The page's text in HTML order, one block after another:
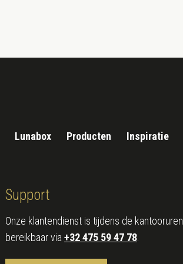
Lunabox Producten Inspiratie
Support
Onze klantendienst is tijdens de kantooruren
bereikbaar via +32 475 59 47 78